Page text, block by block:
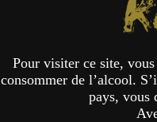
Pour visiter ce site,
consommer de l’alcool.
pays, vous